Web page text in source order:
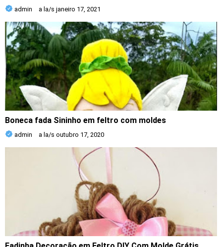
admin a la/s janeiro 17, 2021
Boneca fada Sininho em feltro com moldes
admin a la/s outubro 17, 2020